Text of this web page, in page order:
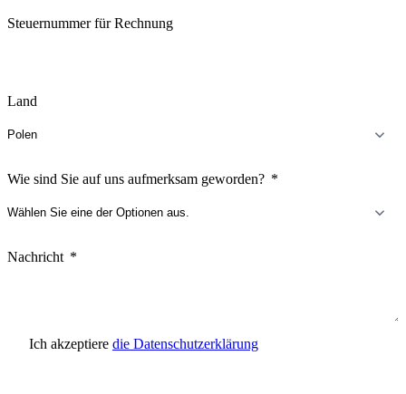
Steuernummer für Rechnung
Land
Wie sind Sie auf uns aufmerksam geworden?
Nachricht
Ich akzeptiere die Datenschutzerklärung